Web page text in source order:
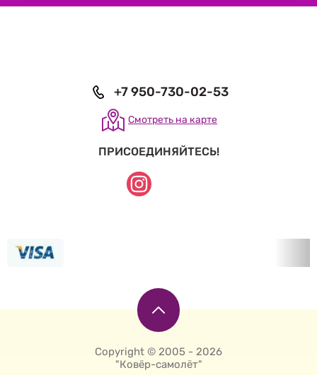
+7 950-730-02-53
Смотреть на карте
ПРИСОЕДИНЯЙТЕСЬ!
Copyright © 2005 - 2026
"Ковёр-самолёт"